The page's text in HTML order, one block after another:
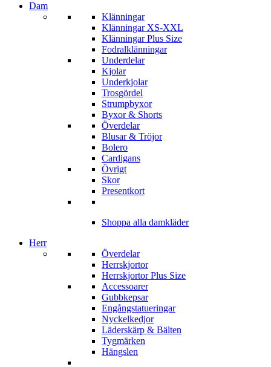
Dam
Klänningar
Klänningar XS-XXL
Klänningar Plus Size
Fodralklänningar
Underdelar
Kjolar
Underkjolar
Trosgördel
Strumpbyxor
Byxor & Shorts
Överdelar
Blusar & Tröjor
Bolero
Cardigans
Övrigt
Skor
Presentkort
Shoppa alla damkläder
Herr
Överdelar
Herrskjortor
Herrskjortor Plus Size
Accessoarer
Gubbkepsar
Engångstatueringar
Nyckelkedjor
Läderskärp & Bälten
Tygmärken
Hängslen